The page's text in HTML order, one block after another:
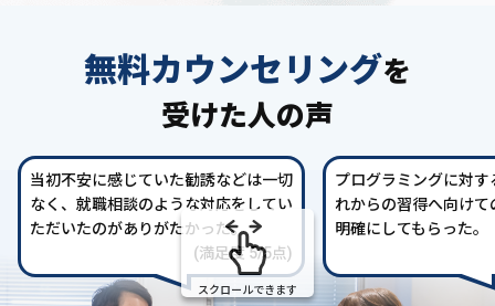
無料カウンセリングを
受けた人の声
当初不安に感じていた勧誘などは一切
なく、就職相談のような対応をしてい
ただいたのがありがたかった。
(満足度 5/5点)
プログラミングに対
れからの習得へ向け
明確にしてもらった。
スクロールできます